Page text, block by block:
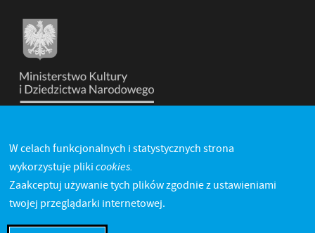
W celach funkcjonalnych i statystycznych strona
wykorzystuje pliki cookies.
Zaakceptuj używanie tych plików zgodnie z ustawieniami
twojej przeglądarki internetowej.